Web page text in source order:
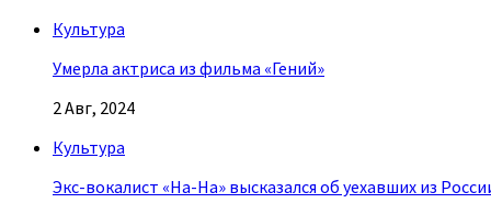
Культура
Умерла актриса из фильма «Гений»
2 Авг, 2024
Культура
Экс-вокалист «На-На» высказался об уехавших из